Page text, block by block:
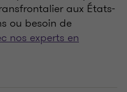
aux États-
ou besoin de
nos experts en